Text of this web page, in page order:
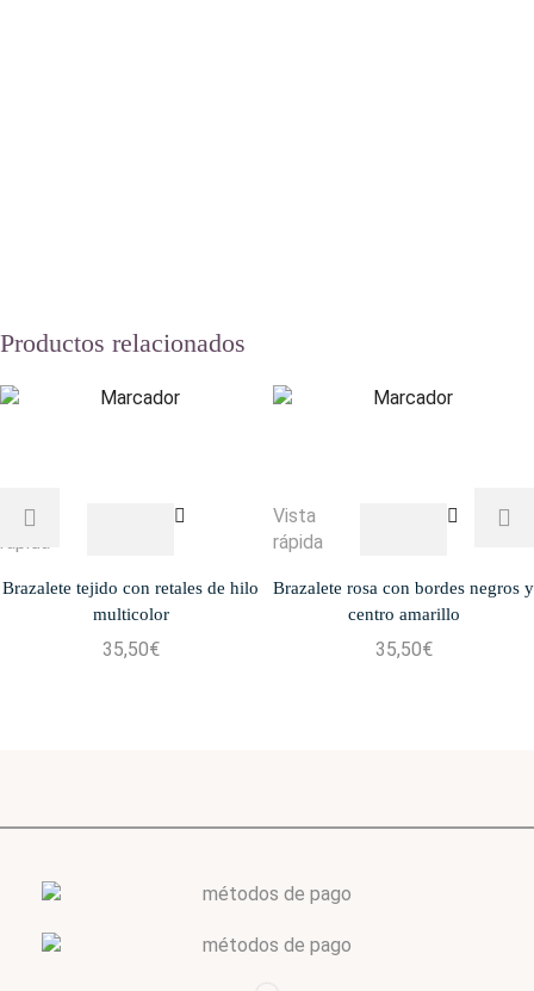
Productos relacionados
Vista
Brazalete tejido con retales de hilo
multicolor
35,50€
Vista
rápida
Brazalete rosa con bordes negros y
centro amarillo
35,50€